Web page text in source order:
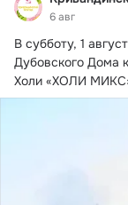
6 авг
В субботу, 1
Дубовского Дома
Холи «ХОЛИ